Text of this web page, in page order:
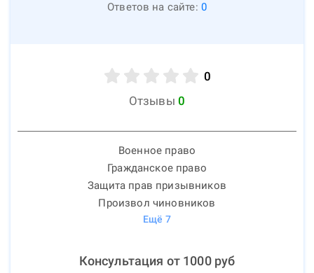
Ответов на сайте: 0
0
Отзывы 0
Военное право
Гражданское право
Защита прав призывников
Произвол чиновников
Ещё 7
Консультация от 1000руб